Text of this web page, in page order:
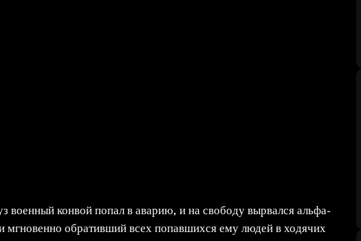
военный конвой попал в аварию, и на свободу вырвался альфа-
обративший всех попавшихся ему людей в ходячих